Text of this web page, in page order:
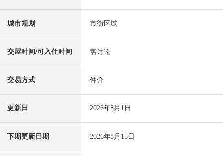
城市规划 市街区域
交屋时间/可入住时间 需讨论
交易方式 仲介
更新日 2026年8月1日
下期更新日期 2026年8月15日